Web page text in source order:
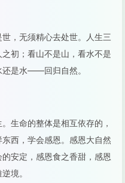
，无须精心去处世。人生三
初；看山不是山，看水不是
是水——回归自然。
生命的整体是相互依存的，
西，学会感恩。感恩大自然
安定，感恩食之香甜，感恩
境。